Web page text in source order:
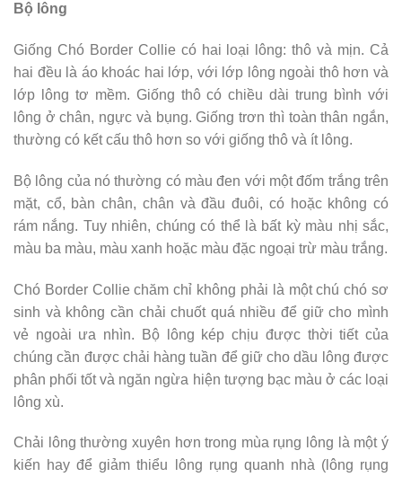
Bộ lông
Giống Chó Border Collie có hai loại lông: thô và mịn. Cả
hai đều là áo khoác hai lớp, với lớp lông ngoài thô hơn và
lớp lông tơ mềm. Giống thô có chiều dài trung bình với
lông ở chân, ngực và bụng. Giống trơn thì toàn thân ngắn,
thường có kết cấu thô hơn so với giống thô và ít lông.
Bộ lông của nó thường có màu đen với một đốm trắng trên
mặt, cổ, bàn chân, chân và đầu đuôi, có hoặc không có
rám nắng. Tuy nhiên, chúng có thể là bất kỳ màu nhị sắc,
màu ba màu, màu xanh hoặc màu đặc ngoại trừ màu trắng.
Chó Border Collie chăm chỉ không phải là một chú chó sơ
sinh và không cần chải chuốt quá nhiều để giữ cho mình
vẻ ngoài ưa nhìn. Bộ lông kép chịu được thời tiết của
chúng cần được chải hàng tuần để giữ cho dầu lông được
phân phối tốt và ngăn ngừa hiện tượng bạc màu ở các loại
lông xù.
Chải lông thường xuyên hơn trong mùa rụng lông là một ý
kiến ​​hay để giảm thiểu lông rụng quanh nhà (lông rụng